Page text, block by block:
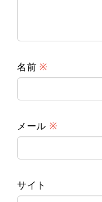
名前 ※
メール ※
サイト